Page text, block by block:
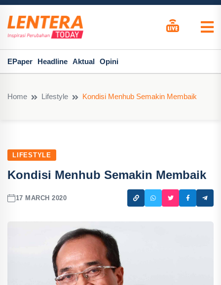
EPaper Headline Aktual Opini
Home Lifestyle Kondisi Menhub Semakin Membaik
LIFESTYLE
Kondisi Menhub Semakin Membaik
17 MARCH 2020